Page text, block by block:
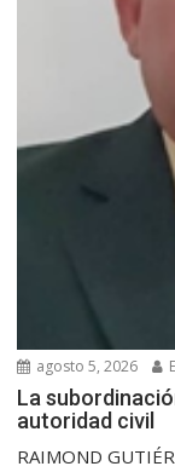
agosto 5, 2026
La
autoridad civil
RAIMOND